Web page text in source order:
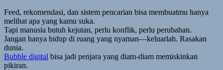
Feed, rekomendasi, dan sistem pencarian bisa membuatmu hanya
melihat apa yang kamu suka.
Tapi manusia butuh kejutan, perlu konflik, perlu perubahan.
Jangan hanya hidup di ruang yang nyaman—keluarlah. Rasakan
dunia.
Bubble digital bisa jadi penjara yang diam-diam memiskinkan
pikiran.